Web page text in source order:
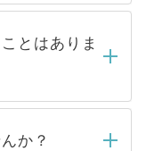
はご連絡をせて
お待ちくださ
ている求人の
らご覧いただ
非公開求人は
は公開してい
とはありま
一切ありませ
定をいただい
か？